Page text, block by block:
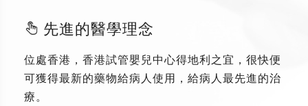
先進的醫學理念
位處香港，香港試管嬰兒中心得地利之宜，很快便
可獲得最新的藥物給病人使用，給病人最先進的治
療。